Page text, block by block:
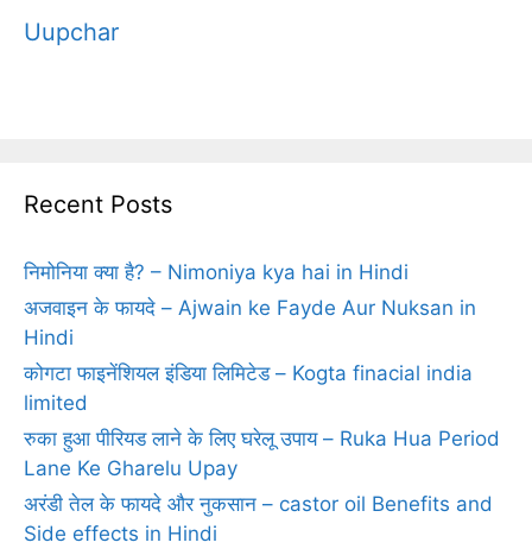
Uupchar
Recent Posts
निमोनिया क्‍या है? – Nimoniya kya hai in Hindi
अजवाइन के फायदे – Ajwain ke Fayde Aur Nuksan in
Hindi
कोगटा फाइनेंशियल इंडिया लिमिटेड – Kogta finacial india
limited
रुका हुआ पीरियड लाने के लिए घरेलू उपाय – Ruka Hua Period
Lane Ke Gharelu Upay
अरंडी तेल के फायदे और नुकसान – castor oil Benefits and
Side effects in Hindi